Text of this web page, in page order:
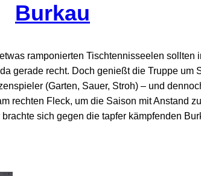
Burkau
ramponierten Tischtennisseelen
gerade recht. Doch genießt die Truppe
(Garten, Sauer, Stroh) – und
rechten Fleck, um die Saison mit Anstand
sich gegen die tapfer kämpfenden